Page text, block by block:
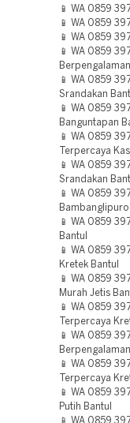
📱 WA 0859
📱 WA 0859
📱 WA 0859
📱 WA 0859
📱 WA 0859
Srandakan
📱 WA 0859
Banguntapan
📱 WA 0859
Terpercaya
📱 WA 0859
Srandakan
📱 WA 0859
Bambanglipuro
📱 WA 0859
Bantul
📱 WA 0859
Kretek Bantul
📱 WA 0859
Murah Jetis
📱 WA 0859
Terpercaya
📱 WA 0859
📱 WA 0859
Terpercaya
📱 WA 0859
Putih Bantul
📱 WA 0859